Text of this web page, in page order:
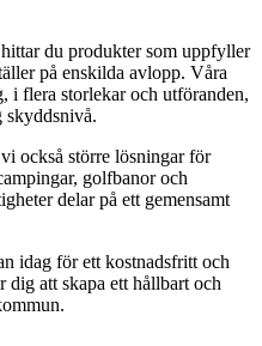
hittar du produkter som uppfyller
på enskilda avlopp. Våra
i flera storlekar och utföranden,
skyddsnivå.
också större lösningar för
golfbanor och
delar på ett gemensamt
idag för ett kostnadsfritt och
dig att skapa ett hållbart och